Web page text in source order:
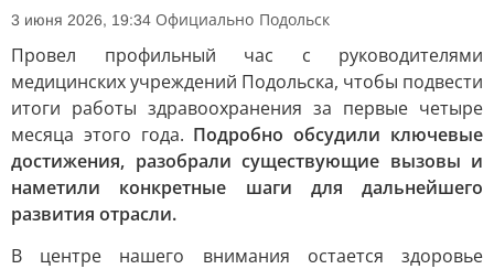
3 июня 2026, 19:34 Официально Подольск
Провел профильный час с руководителями
медицинских учреждений Подольска, чтобы подвести
итоги работы здравоохранения за первые четыре
месяца этого года. Подробно обсудили ключевые
достижения, разобрали существующие вызовы и
наметили конкретные шаги для дальнейшего
развития отрасли.
В центре нашего внимания остается здоровье